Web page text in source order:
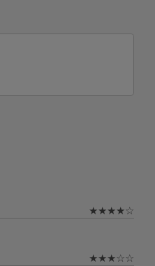
★★★★☆
★★★☆☆